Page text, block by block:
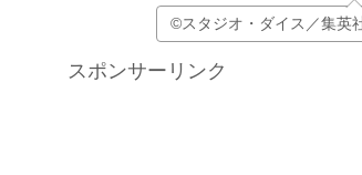
©スタジオ・ダイス／集英
スポンサーリンク